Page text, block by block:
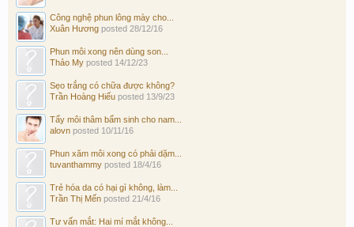
Công nghệ phun lông mày cho...
Xuân Hương posted 28/12/16
Phun môi xong nên dùng son...
Thảo My posted 14/12/23
Sẹo trắng có chữa được không?
Trần Hoàng Hiếu posted 13/9/23
Tẩy môi thâm bẩm sinh cho nam...
alovn posted 10/11/16
Phun xăm môi xong có phải dặm...
tuvanthammy posted 18/4/16
Trẻ hóa da có hại gì không, làm...
Trần Thị Mến posted 21/4/16
Tư vấn mắt: Hai mí mắt không...